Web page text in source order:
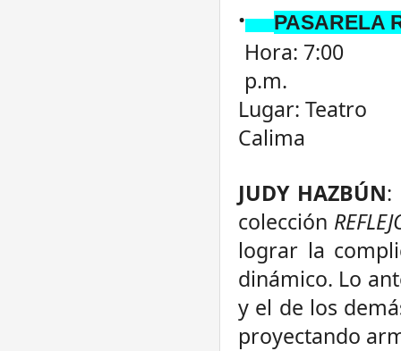
· PASARELA
Hora: 7:00
p.m.
Lugar: Teatro
Calima
JUDY HAZBÚN:
colección
lograr la
dinámico. Lo
y el de los
proyectando